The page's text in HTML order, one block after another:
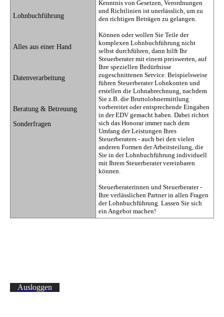
Lohnbuchführung
Alles aus einer Hand
Datenverarbeitung
Beratung & Betreuung
Sonderfragen
Kenntnis von Gesetzen, Verordnungen
und Richtlinien ist unerlässlich, um zu
den richtigen Beträgen zu gelangen.
Können oder wollen Sie Teile der
komplexen Lohnbuchführung nicht
selbst durchführen, dann hilft Ihr
Steuerberater mit einem preiswerten, auf
Ihre speziellen Bedürfnisse
zugeschnittenen Service. Beispielsweise
führen Steuerberater Lohnkonten und
erstellen die Lohnabrechnung, nachdem
Sie z.B. die Bruttolohnermittlung
vorbereitet oder entsprechende Eingaben
in der EDV gemacht haben. Dabei richtet
sich das Honorar immer nach dem
Umfang der Leistungen Ihres
Steuerberaters - auch bei den vielen
anderen Formen der Arbeitsteilung, die
Sie in der Lohnbuchführung individuell
mit Ihrem Steuerberater vereinbaren
können.
Steuerberaterinnen und Steuerberater -
Ihre verlässlichen Partner in allen Fragen
der Lohnbuchführung. Lassen Sie sich
ein Angebot machen!
Ausloggen